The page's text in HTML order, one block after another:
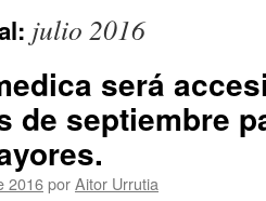
julio 2016
será
de septiembre
2016porAitor Urrutia